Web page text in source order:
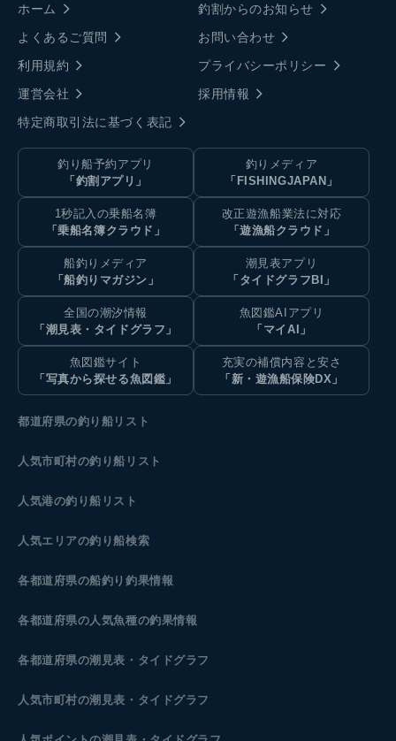
ホーム
釣割からのお知らせ
よくあるご質問
お問い合わせ
利用規約
プライバシーポリシー
運営会社
採用情報
特定商取引法に基づく表記
釣り船予約アプリ
「釣割アプリ」
釣りメディア
「FISHINGJAPAN」
1秒記入の乗船名簿
「乗船名簿クラウド」
改正遊漁船業法に対応
「遊漁船クラウド」
船釣りメディア
「船釣りマガジン」
潮見表アプリ
「タイドグラフBI」
全国の潮汐情報
「潮見表・タイドグラフ」
魚図鑑AIアプリ
「マイAI」
魚図鑑サイト
「写真から探せる魚図鑑」
充実の補償内容と安さ
「新・遊漁船保険DX」
都道府県の釣り船リスト
人気市町村の釣り船リスト
人気港の釣り船リスト
人気エリアの釣り船検索
各都道府県の船釣り釣果情報
各都道府県の人気魚種の釣果情報
各都道府県の潮見表 ・タイドグラフ
人気市町村の潮見表・タイドグラフ